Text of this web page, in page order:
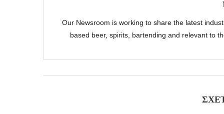
Our Newsroom is working to share the latest
based beer, spirits, bartending and relevant to